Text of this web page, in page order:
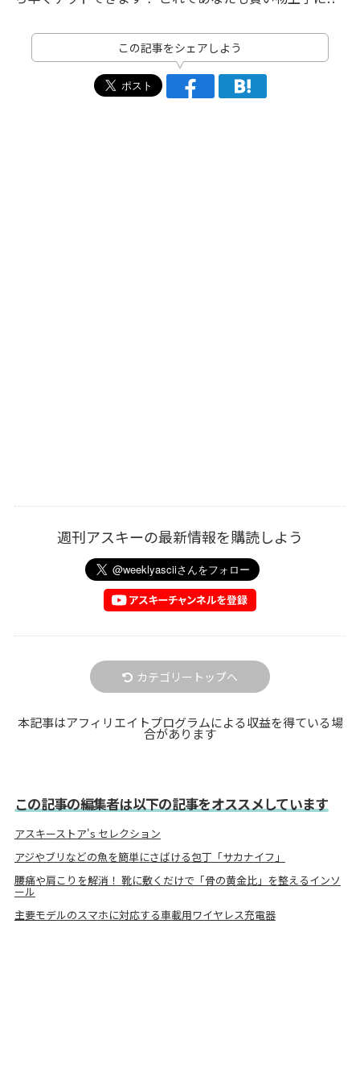
この記事をシェアしよう
週刊アスキーの最新情報を購読しよう
カテゴリートップへ
本記事はアフィリエイトプログラムによる収益を得ている場
合があります
この記事の編集者は以下の記事をオススメしています
アスキーストア's セレクション
アジやブリなどの魚を簡単にさばける包丁「サカナイフ」
腰痛や肩こりを解消！ 靴に敷くだけで「骨の黄金比」を整えるインソ
ール
主要モデルのスマホに対応する車載用ワイヤレス充電器